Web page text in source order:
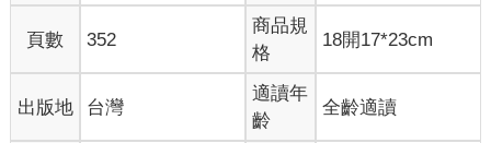
垂淚。
從身邊熟悉的品牌開始考慮投資方向並沒錯，但如果沒有一套有
效的評估邏輯，到了美股選股一樣如同大海撈針，不清楚公司未
來的營收與獲利成長性，不了解合理價值，投資後不清楚如何管
理持股，在全球最好的股票市場也不容易取得好的成績。
剛開始入門投資美股時，沒有時間大量篩選投資標的經驗，建議
頁數 352
商品規
格
18開17*23cm
出版地 台灣
適讀年
齡
全齡適讀